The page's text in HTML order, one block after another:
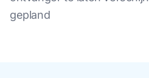
gepland